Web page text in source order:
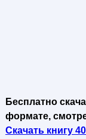
Бесплатно
формате,
Скачать книгу